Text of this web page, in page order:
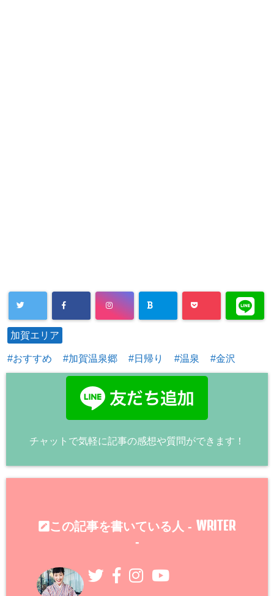
加賀エリア
おすすめ 加賀温泉郷 日帰り 温泉 金沢
チャットで気軽に記事の感想や質問ができます！
この記事を書いている人 - WRITER
-